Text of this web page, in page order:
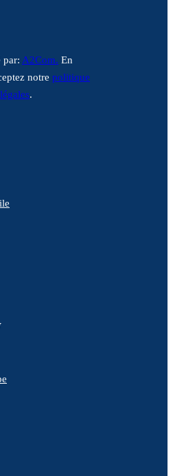
par: A2Com. En
notre politique
.